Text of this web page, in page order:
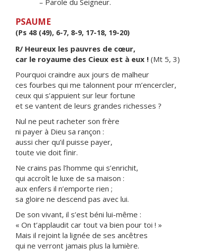
– Parole du Seigneur.
PSAUME
(Ps 48 (49), 6-7, 8-9, 17-18, 19-20)
R/ Heureux les pauvres de cœur,
car le royaume des Cieux est à eux ! (Mt 5, 3)
Pourquoi craindre aux jours de malheur
ces fourbes qui me talonnent pour m’encercler,
ceux qui s’appuient sur leur fortune
et se vantent de leurs grandes richesses ?
Nul ne peut racheter son frère
ni payer à Dieu sa rançon :
aussi cher qu’il puisse payer,
toute vie doit finir.
Ne crains pas l’homme qui s’enrichit,
qui accroît le luxe de sa maison :
aux enfers il n’emporte rien ;
sa gloire ne descend pas avec lui.
De son vivant, il s’est béni lui-même :
« On t’applaudit car tout va bien pour toi ! »
Mais il rejoint la lignée de ses ancêtres
qui ne verront jamais plus la lumière.